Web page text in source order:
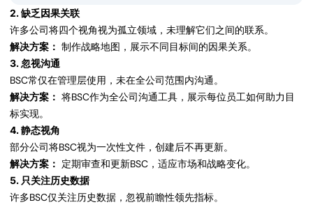
2. 缺乏因果关联
许多公司将四个视角视为孤立领域，未理解它们之间的联系。
解决方案： 制作战略地图，展示不同目标间的因果关系。
3. 忽视沟通
BSC常仅在管理层使用，未在全公司范围内沟通。
解决方案： 将BSC作为全公司沟通工具，展示每位员工如何助力目
标实现。
4. 静态视角
部分公司将BSC视为一次性文件，创建后不再更新。
解决方案： 定期审查和更新BSC，适应市场和战略变化。
5. 只关注历史数据
许多BSC仅关注历史数据，忽视前瞻性领先指标。